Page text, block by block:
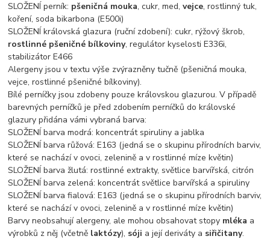
SLOŽENÍ perník: pšeničná mouka, cukr, med,vejce, rostlinný tuk,
koření, soda bikarbona (E500i)
SLOŽENÍ královská glazura (ruční zdobení): cukr, rýžový škrob,
rostlinné pšeničné bílkoviny, regulátor kyselosti E336i,
stabilizátor E466
Alergeny jsou v textu výše zvýrazněny tučně (pšeničná mouka,
vejce, rostlinné pšeničné bílkoviny).
Bílé perníčky jsou zdobeny pouze královskou glazurou. V případě
barevných perníčků je před zdobením perníčků do královské
glazury přidána vámi vybraná barva:
SLOŽENÍ barva modrá: koncentrát spiruliny a jablka
SLOŽENÍ barva růžová: E163 (jedná se o skupinu přírodních barviv,
které se nachází v ovoci, zelenině a v rostlinné míze květin)
SLOŽENÍ barva žlutá: rostlinné extrakty, světlice barvířská, citrón
SLOŽENÍ barva zelená: koncentrát světlice barvířská a spiruliny
SLOŽENÍ barva fialová: E163 (jedná se o skupinu přírodních barviv,
které se nachází v ovoci, zelenině a v rostlinné míze květin)
Barvy neobsahují alergeny, ale mohou obsahovat stopy mléka a
výrobků z něj (včetně laktózy), sóji a její deriváty a siřičitany.